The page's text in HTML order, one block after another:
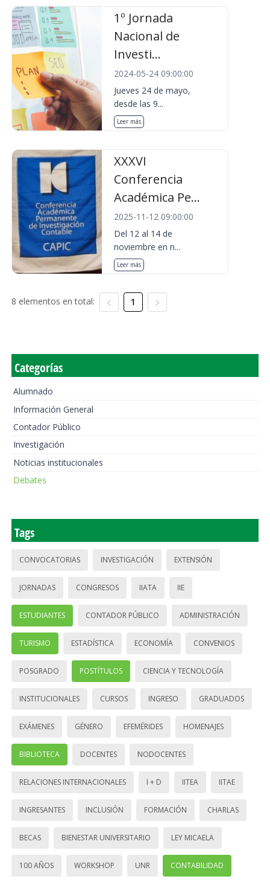
1º Jornada
Nacional de
Investi...
2024-05-24 09:00:00
Jueves 24 de mayo,
desde las 9...
Leer más
XXXVI
Conferencia
Académica Pe...
2025-11-12 09:00:00
Del 12 al 14 de
noviembre en n...
Leer más
8 elementos en total: 1
Categorías
Alumnado
Información General
Contador Público
Investigación
Noticias institucionales
Debates
Tags
CONVOCATORIAS INVESTIGACIÓN EXTENSIÓN
JORNADAS CONGRESOS IIATA IIE
ESTUDIANTES CONTADOR PÚBLICO ADMINISTRACIÓN
TURISMO ESTADÍSTICA ECONOMÍA CONVENIOS
POSGRADO POSTÍTULOS CIENCIA Y TECNOLOGÍA
INSTITUCIONALES CURSOS INGRESO GRADUADOS
EXÁMENES GÉNERO EFEMÉRIDES HOMENAJES
BIBLIOTECA DOCENTES NODOCENTES
RELACIONES INTERNACIONALES I + D IITEA IITAE
INGRESANTES INCLUSIÓN FORMACIÓN CHARLAS
BECAS BIENESTAR UNIVERSITARIO LEY MICAELA
100 AÑOS WORKSHOP UNR CONTABILIDAD